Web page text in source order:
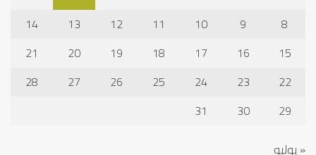
8
9
10
11
12
13
14
15
16
17
18
19
20
21
22
23
24
25
26
27
28
29
30
31
« يوليو